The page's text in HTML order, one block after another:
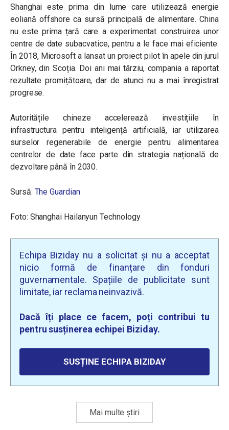
Shanghai este prima din lume care utilizează energie
eoliană offshore ca sursă principală de alimentare. China
nu este prima țară care a experimentat construirea unor
centre de date subacvatice, pentru a le face mai eficiente.
În 2018, Microsoft a lansat un proiect pilot în apele din jurul
Orkney, din Scoția. Doi ani mai târziu, compania a raportat
rezultate promițătoare, dar de atunci nu a mai înregistrat
progrese.
Autoritățile chineze accelerează investițiile în
infrastructura pentru inteligență artificială, iar utilizarea
surselor regenerabile de energie pentru alimentarea
centrelor de date face parte din strategia națională de
dezvoltare până în 2030.
Sursă: The Guardian
Foto: Shanghai Hailanyun Technology
Echipa Biziday nu a solicitat și nu a acceptat
nicio formă de finanțare din fonduri
guvernamentale. Spațiile de publicitate sunt
limitate, iar reclama neinvazivă.
Dacă îți place ce facem, poți contribui tu
pentru susținerea echipei Biziday.
SUSȚINE ECHIPA BIZIDAY
Mai multe știri